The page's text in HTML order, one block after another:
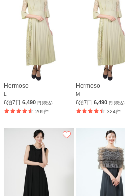
Hermoso
L
6泊7日 6,490 円 (税込)
209件
Hermoso
M
6泊7日6,490円 (税込)
324件